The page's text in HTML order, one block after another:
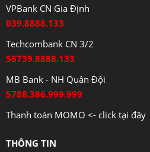
VPBank CN Gia Định
039.8888.133
Techcombank CN 3/2
56739.8888.133
MB Bank - NH Quân Đội
5788.386.999.999
Thanh toán MOMO <- click tại đây
THÔNG TIN